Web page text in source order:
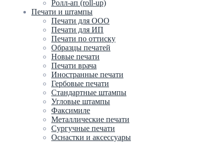
Ролл-ап (roll-up)
Печати и штампы
Печати для ООО
Печати для ИП
Печати по оттиску
Образцы печатей
Новые печати
Печати врача
Иностранные печати
Гербовые печати
Стандартные штампы
Угловые штампы
Факсимиле
Металлические печати
Сургучные печати
Оснастки и аксессуары